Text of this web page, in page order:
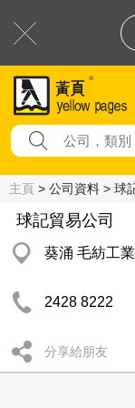
主頁 > 公司資料 > 球
球記貿易公司
葵涌 毛紡工
2428 8222
分享給朋友